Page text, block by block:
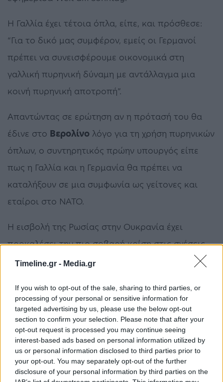
Timeline.gr - Media.gr
If you wish to opt-out of the sale, sharing to third parties, or
processing of your personal or sensitive information for
targeted advertising by us, please use the below opt-out
section to confirm your selection. Please note that after your
opt-out request is processed you may continue seeing
interest-based ads based on personal information utilized by
us or personal information disclosed to third parties prior to
your opt-out. You may separately opt-out of the further
disclosure of your personal information by third parties on the
Η Γαλλία έχει τέτοια όπλα, είπε, και πρόσθεσε:
“Για το δικό μας συμφέρον, εμείς οι Γερμανοί
πρέπει να συνεισφέρουμε οικονομικά στη
γαλλική πυρηνική δύναμη με αντάλλαγμα μια
κοινή πυρηνική αποτροπή”.
Απαντώντας σε ερώτηση αν η πρότασή του θα
έδινε στο Βερολίνο λόγο για τη χρήση πυρηνικών
όπλων, ο συντηρητικός πρώην υπουργός είπε
πως η Γαλλία και η Γερμανία θα πρέπει να
καταλήξουν σε μια συμφωνία ως γείτονες και
εταίροι στο ΝΑΤΟ.
Η εισβολή της Ρωσίας στην Ουκρανία έχει
προκαλέσει την πιο σοβαρή κρίση στις σχέσεις
της Μόσχας με τη Δύση από την εποχή της κρίσης
φοβήθηκαν πως ο κόσμος βρισκόταν στο χείλος
ενός πυρηνικού πολέμου.
Η Γαλλία – ένα από τα τρία μέλη τουΝΑΤΟπου
έχει πυρηνικά όπλα, μαζί με τις Ηνωμένες
Πολιτείες και τη Βρετανία – διαθέτει περίπου